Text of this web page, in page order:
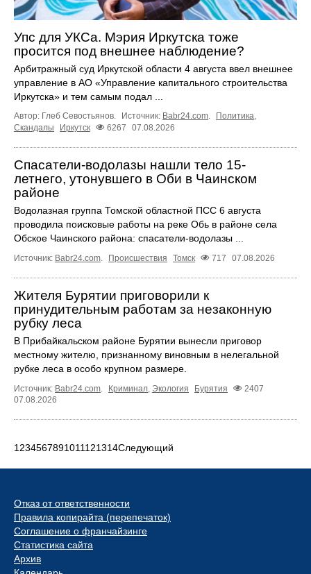
Упс для УКСа. Мэрия Иркутска тоже
просится под внешнее наблюдение?
Арбитражный суд Иркутской области 4 августа ввел внешнее
управление в АО «Управление капитального строительства
Иркутска» и тем самым подал ...
Автор: Глеб Севостьянов. Источник: Babr24.com Политика
Скандалы
Иркутск 6267 07.08.2026
Спасатели-водолазы нашли тело 15-
летнего, утонувшего в Оби в Чаинском
районе
Водолазная группа Томской областной ПСС 6 августа
проводила поисковые работы на реке Обь в районе села
Обское Чаинского района: спасатели-водолазы ...
Источник: Babr24.com Происшествия Томск 717 07.08.2026
Жителя Бурятии приговорили к
принудительным работам за незаконную
рубку леса
В Прибайкальском районе Бурятии вынесли приговор
местному жителю, признанному виновным в нелегальной
рубке леса в особо крупном размере.
Источник: Babr24.com. Криминал, Экология Бурятия
2407
07.08.2026
1 234567891011121314Следующий
Отказ от ответственности
Правила копирайта (перепечаток)
Соглашение о франчайзинге
Статистика сайта
Архив